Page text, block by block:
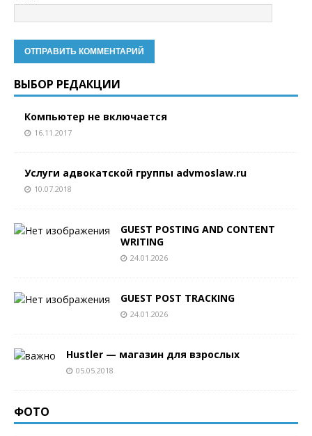
ВЫБОР РЕДАКЦИИ
Компьютер не включается
16.11.2017
Услуги адвокатской группы advmoslaw.ru
10.07.2018
GUEST POSTING AND CONTENT
WRITING
24.01.2026
GUEST POST TRACKING
24.01.2026
Hustler — магазин для взрослых
05.05.2018
ФОТО